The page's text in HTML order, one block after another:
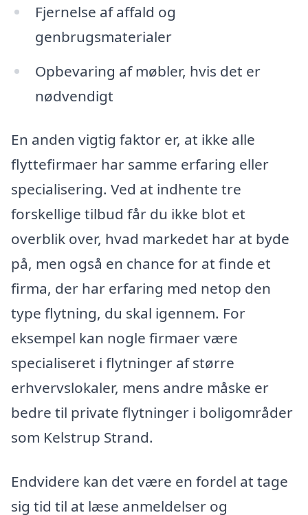
Fjernelse af affald og
genbrugsmaterialer
Opbevaring af møbler, hvis det er
nødvendigt
En anden vigtig faktor er, at ikke alle
flyttefirmaer har samme erfaring eller
specialisering. Ved at indhente tre
forskellige tilbud får du ikke blot et
overblik over, hvad markedet har at byde
på, men også en chance for at finde et
firma, der har erfaring med netop den
type flytning, du skal igennem. For
eksempel kan nogle firmaer være
specialiseret i flytninger af større
erhvervslokaler, mens andre måske er
bedre til private flytninger i boligområder
som Kelstrup Strand.
Endvidere kan det være en fordel at tage
sig tid til at læse anmeldelser og